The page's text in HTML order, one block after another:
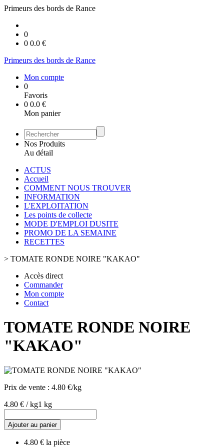
Primeurs des bords de Rance
0
0 0.0 €
Primeurs des bords de Rance
Mon compte
0
Favoris
0 0.0 €
Mon panier
Nos Produits
Au détail
ACTUS
Accueil
COMMENT NOUS TROUVER
INFORMATION
L'EXPLOITATION
Les points de collecte
MODE D'EMPLOI DUSITE
PROMO DE LA SEMAINE
RECETTES
> TOMATE RONDE NOIRE "KAKAO"
Accès direct
Commander
Mon compte
Contact
TOMATE RONDE NOIRE
"KAKAO"
Prix de vente : 4.80 €/kg
4.80 € / kg1 kg
Ajouter au panier
4.80 € la pièce